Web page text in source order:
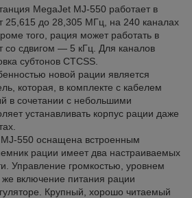
MegaJet MJ-550 работает в
25,615 до 28,305 МГц, на 240 каналах
того, рация может работать в
со сдвигом — 5 кГц. Для каналов
субтонов CTCSS.
новой рации является
которая, в комплекте с кабелем
в сочетании с небольшими
устанавливать корпус рации даже
550 оснащена встроенным
рации имеет два настраиваемых
Управление громкостью, уровнем
включение питания рации
Крупный, хорошо читаемый